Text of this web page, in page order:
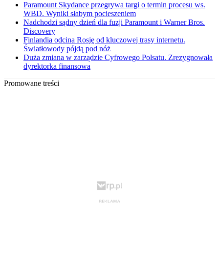
Paramount Skydance przegrywa targi o termin procesu ws.
WBD. Wyniki słabym pocieszeniem
Nadchodzi sądny dzień dla fuzji Paramount i Warner Bros.
Discovery
Finlandia odcina Rosję od kluczowej trasy internetu.
Światłowody pójdą pod nóż
Duża zmiana w zarządzie Cyfrowego Polsatu. Zrezygnowała
dyrektorka finansowa
Promowane treści